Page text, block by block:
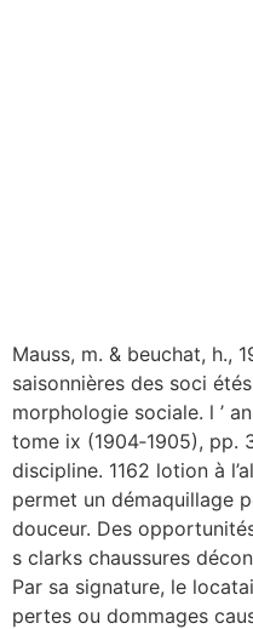
Mauss, m. & beuchat, h.,
saisonnières des soci
morphologie sociale. l ’
tome ix (1904‑1905), pp.
discipline. 1162 lotion à
permet un démaquillage
douceur. Des
s clarks chaussures
Par sa signature, le
pertes ou dommages